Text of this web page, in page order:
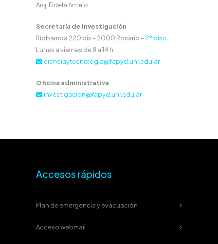
Arq. Fidela Antelo
Secretaría de Investigación
Riobamba 220 bis – 2000 Rosario –2º piso
Lunes a viernes de 8 a 14 h.
cienciaytecnologia@fapyd.unr.edu.ar
Oficina administrativa
investigacion@fapyd.unr.edu.ar
Accesos rápidos
Plan de emergencia y evacuación
Acceso webmail